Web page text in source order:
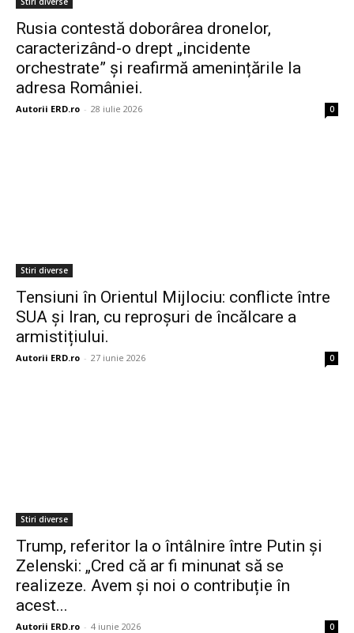
Rusia contestă doborârea dronelor,
caracterizând-o drept „incidente
orchestrate” și reafirmă amenințările la
adresa României.
Autorii ERD.ro - 28 iulie 2026 0
Stiri diverse
Tensiuni în Orientul Mijlociu: conflicte între
SUA și Iran, cu reproșuri de încălcare a
armistițiului.
Autorii ERD.ro - 27 iunie 2026 0
Stiri diverse
Trump, referitor la o întâlnire între Putin și
Zelenski: „Cred că ar fi minunat să se
realizeze. Avem și noi o contribuție în
acest...
Autorii ERD.ro - 4 iunie 2026 0